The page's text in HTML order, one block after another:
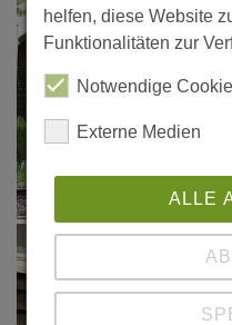
helfen, diese Website
Funktionalitäten zur
Notwendige
Externe Medien
ALLE